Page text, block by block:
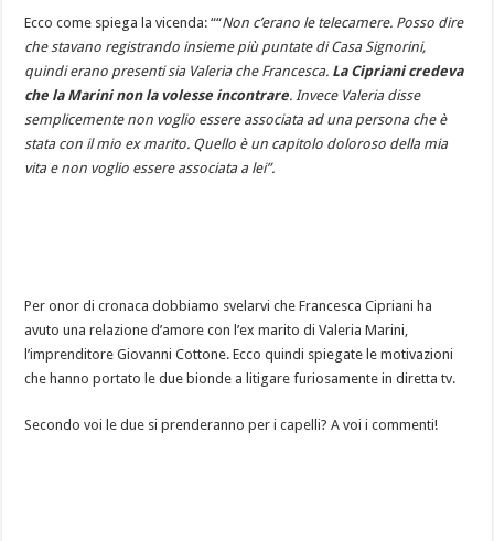
Ecco come spiega la vicenda: ““Non c’erano le telecamere. Posso dire
che stavano registrando insieme più puntate di Casa Signorini,
quindi erano presenti sia Valeria che Francesca. La Cipriani credeva
che la Marini non la volesse incontrare. Invece Valeria disse
semplicemente non voglio essere associata ad una persona che è
stata con il mio ex marito. Quello è un capitolo doloroso della mia
vita e non voglio essere associata a lei”.
Per onor di cronaca dobbiamo svelarvi che Francesca Cipriani ha
avuto una relazione d’amore con l’ex marito di Valeria Marini,
l’imprenditore Giovanni Cottone. Ecco quindi spiegate le motivazioni
che hanno portato le due bionde a litigare furiosamente in diretta tv.
Secondo voi le due si prenderanno per i capelli? A voi i commenti!